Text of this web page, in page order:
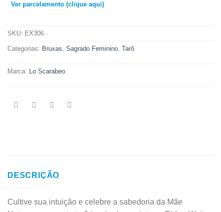
Ver parcelamento (clique aqui)
SKU: EX306
Categorias: Bruxas Sagrado Feminino Tarô
Marca: Lo Scarabeo
DESCRIÇÃO
Cultive sua intuição e celebre a sabedoria da Mãe